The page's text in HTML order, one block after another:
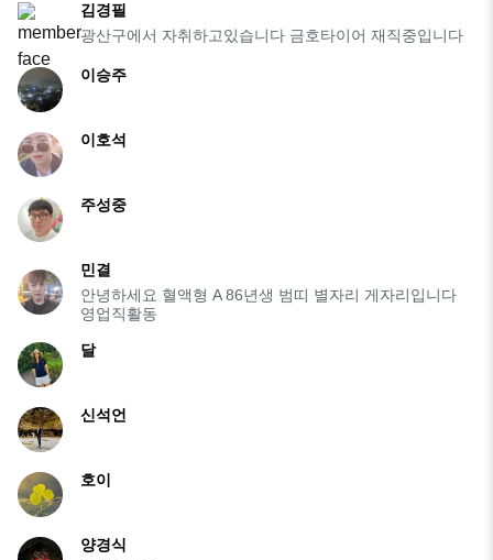
김경필
광산구에서 자취하고있습니다 금호타이어 재직중입니다
이승주
이호석
주성중
민결
안녕하세요 혈액형 A 86년생 범띠 별자리 게자리입니다
영업직활동
달
신석언
호이
양경식